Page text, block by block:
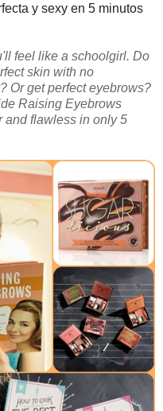
y sexy en 5 minutos
feel like a schoolgirl. Do
skin with no
Or get perfect eyebrows?
Raising Eyebrows
and flawless in only 5